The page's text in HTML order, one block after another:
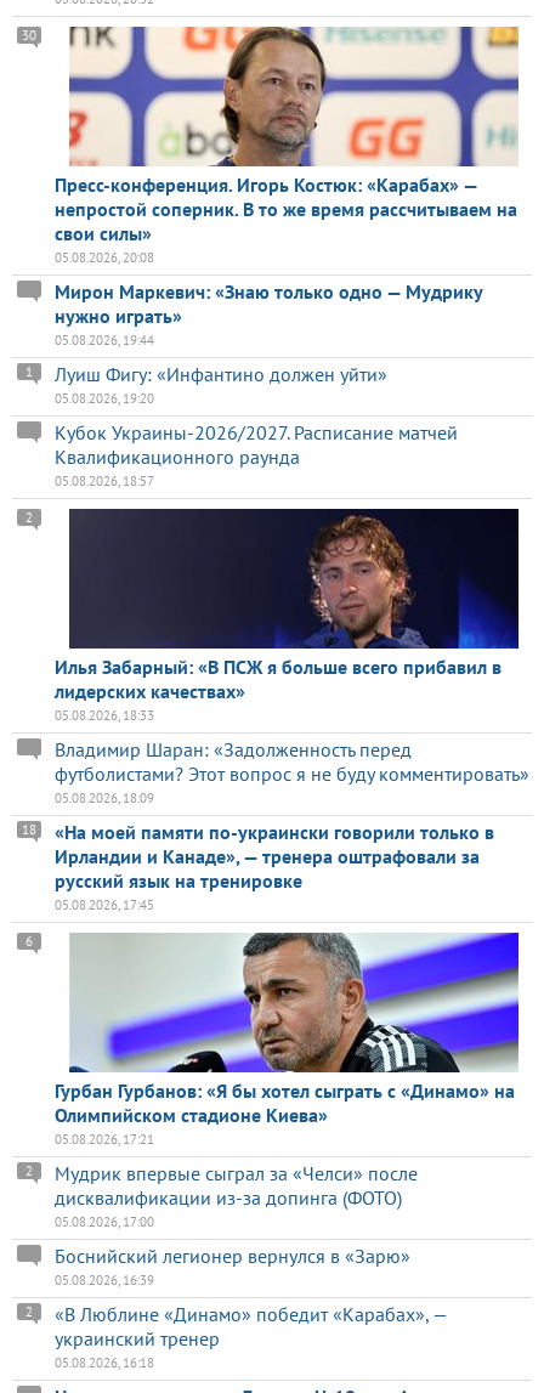
Пресс-конференция. Игорь Костюк: «Карабах» —
непростой соперник. В то же время рассчитываем на
свои силы»
30
05.08.2026, 20:08
Мирон Маркевич: «Знаю только одно — Мудрику
нужно играть»
05.08.2026, 19:44
Луиш Фигу: «Инфантино должен уйти»
1
05.08.2026, 19:20
Кубок Украины-2026/2027. Расписание матчей
Квалификационного раунда
05.08.2026, 18:57
Илья Забарный: «В ПСЖ я больше всего прибавил в
лидерских качествах»
2
05.08.2026, 18:33
Владимир Шаран: «Задолженность перед
футболистами? Этот вопрос я не буду комментировать»
05.08.2026, 18:09
«На моей памяти по-украински говорили только в
Ирландии и Канаде», — тренера оштрафовали за
русский язык на тренировке
18
05.08.2026, 17:45
Гурбан Гурбанов: «Я бы хотел сыграть с «Динамо» на
Олимпийском стадионе Киева»
6
05.08.2026, 17:21
Мудрик впервые сыграл за «Челси» после
дисквалификации из-за допинга (ФОТО)
2
05.08.2026, 17:00
Боснийский легионер вернулся в «Зарю»
05.08.2026, 16:39
«В Люблине «Динамо» победит «Карабах», —
украинский тренер
2
05.08.2026, 16:18